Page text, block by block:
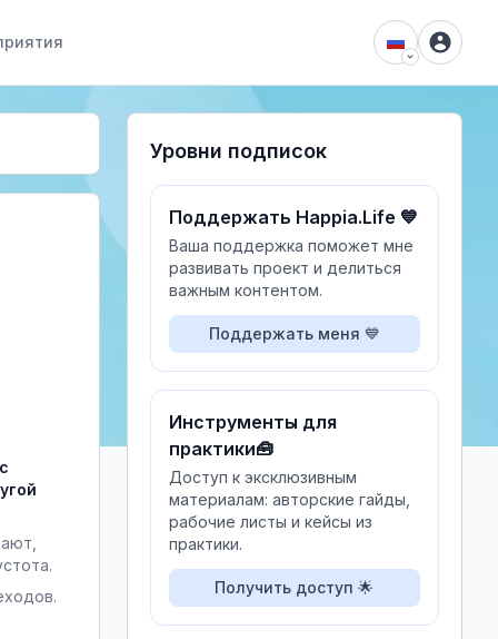
Уровни подписок
Поддержать Happia.Life 💙
Ваша поддержка поможет мне
развивать проект и делиться
важным контентом.
Поддержать меня 💙
Инструменты для
практики🧰
Доступ к эксклюзивным
материалам: авторские гайды,
рабочие листы и кейсы из
практики.
Получить доступ 🌟